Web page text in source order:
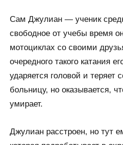
Сам Джулиан — ученик
свободное от учебы время
мотоциклах со своими
очередного такого катания
ударяется головой и теряет
больницу, но оказывается,
умирает.
Джулиан расстроен, но тут